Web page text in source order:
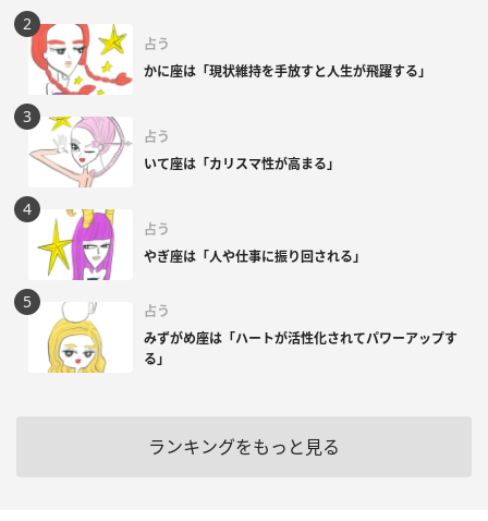
占う
かに座は「現状維持を手放すと人生が飛躍する」
占う
いて座は「カリスマ性が高まる」
占う
やぎ座は「人や仕事に振り回される」
占う
みずがめ座は「ハートが活性化されてパワーアップす
る」
ランキングをもっと見る